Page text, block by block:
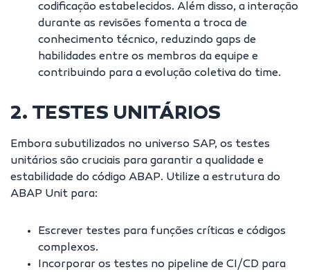
codificação estabelecidos. Além disso, a interação
durante as revisões fomenta a troca de
conhecimento técnico, reduzindo gaps de
habilidades entre os membros da equipe e
contribuindo para a evolução coletiva do time.
2. TESTES UNITÁRIOS
Embora subutilizados no universo SAP, os testes
unitários são cruciais para garantir a qualidade e
estabilidade do código ABAP. Utilize a estrutura do
ABAP Unit para:
Escrever testes para funções críticas e códigos
complexos.
Incorporar os testes no pipeline de CI/CD para